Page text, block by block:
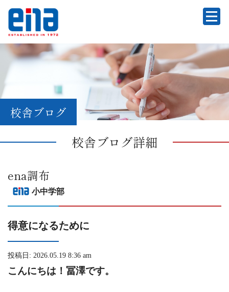
校舎ブログ
校舎ブログ詳細
ena調布
小中学部
得意になるために
投稿日: 2026.05.19 8:36 am
こんにちは！冨澤です。